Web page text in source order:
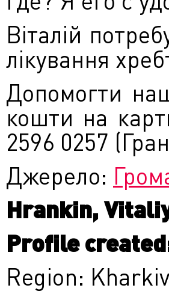
Віталій
лікування
Допомогти
кошти на
2596 0257
Джерело:
Hrankin,
Profile
Region: